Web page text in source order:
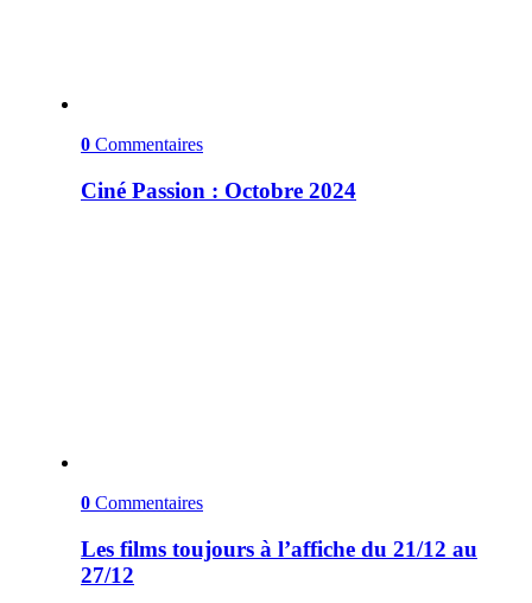
0 Commentaires
Ciné Passion : Octobre 2024
0 Commentaires
Les films toujours à l’affiche du 21/12 au
27/12